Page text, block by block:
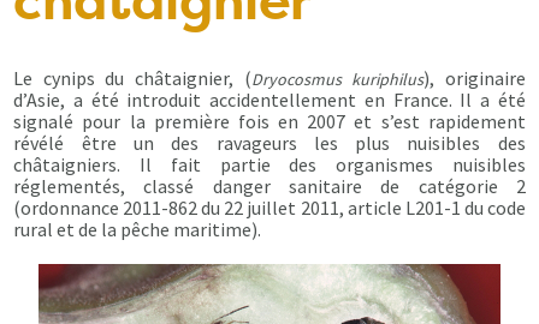
Le cynips du châtaignier, (Dryocosmus kuriphilus), originaire
d’Asie, a été introduit accidentellement en France. Il a été
signalé pour la première fois en 2007 et s’est rapidement
révélé être un des ravageurs les plus nuisibles des
châtaigniers. Il fait partie des organismes nuisibles
réglementés, classé danger sanitaire de catégorie 2
(ordonnance 2011-862 du 22 juillet 2011, article L201-1 du code
rural et de la pêche maritime).